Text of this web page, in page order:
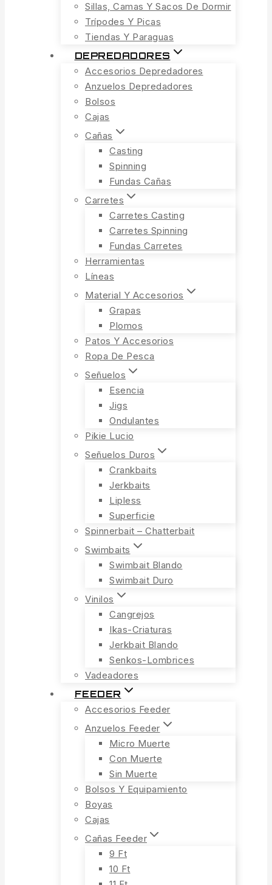
Sillas, Camas Y Sacos De Dormir
Trípodes Y Picas
Tiendas Y Paraguas
DEPREDADORES
Accesorios Depredadores
Anzuelos Depredadores
Bolsos
Cajas
Cañas
Casting
Spinning
Fundas Cañas
Carretes
Carretes Casting
Carretes Spinning
Fundas Carretes
Herramientas
Líneas
Material Y Accesorios
Grapas
Plomos
Patos Y Accesorios
Ropa De Pesca
Señuelos
Esencia
Jigs
Ondulantes
Pikie Lucio
Señuelos Duros
Crankbaits
Jerkbaits
Lipless
Superficie
Spinnerbait – Chatterbait
Swimbaits
Swimbait Blando
Swimbait Duro
Vinilos
Cangrejos
Ikas-Criaturas
Jerkbait Blando
Senkos-Lombrices
Vadeadores
FEEDER
Accesorios Feeder
Anzuelos Feeder
Micro Muerte
Con Muerte
Sin Muerte
Bolsos Y Equipamiento
Boyas
Cajas
Cañas Feeder
9 Ft
10 Ft